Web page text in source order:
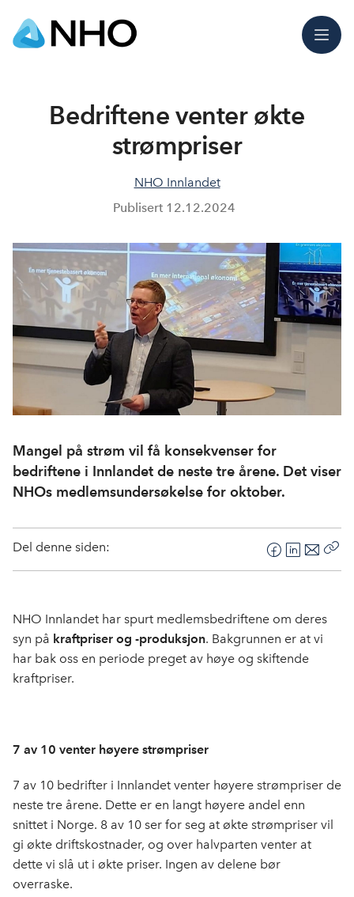
Meny
Bedriftene venter økte
strømpriser
NHO Innlandet
Publisert 12.12.2024
Mangel på strøm vil få konsekvenser for
bedriftene i Innlandet de neste tre årene. Det viser
NHOs medlemsundersøkelse for oktober.
Del denne siden:
F
e
b
o
L
k
e
E
o
s
NHO Innlandet har spurt medlemsbedriftene om deres
syn på kraftpriser og -produksjon. Bakgrunnen er at vi
har bak oss en periode preget av høye og skiftende
kraftpriser.
7 av 10 venter høyere strømpriser
7 av 10 bedrifter i Innlandet venter høyere strømpriser de
neste tre årene. Dette er en langt høyere andel enn
snittet i Norge. 8 av 10 ser for seg at økte strømpriser vil
gi økte driftskostnader, og over halvparten venter at
dette vi slå ut i økte priser. Ingen av delene bør
overraske.